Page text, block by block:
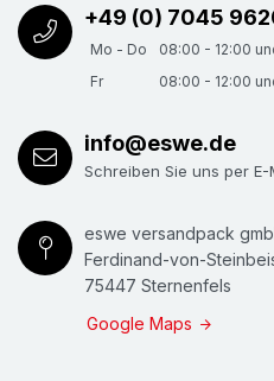
+49 (0) 7045
Mo - Do
08:00 - 12:00
Fr
08:00 - 12:00
info@eswe.de
Schreiben Sie uns per E-
eswe versandpack
Ferdinand-von-
75447 Sternenfels
Google Maps